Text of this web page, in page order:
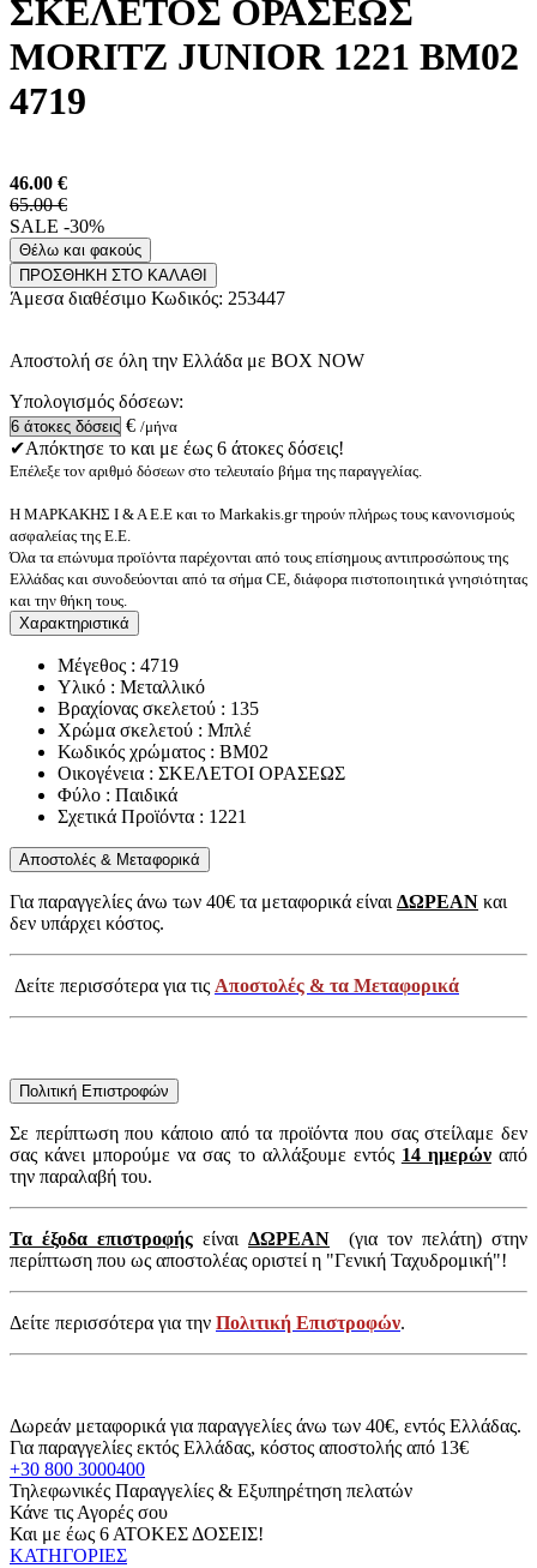
ΣΚΕΛΕΤΟΣ ΟΡΑΣΕΩΣ
MORITZ JUNIOR 1221 BM02
4719
46.00 €
65.00 €
SALE -30%
Θέλω και φακούς
ΠΡΟΣΘΗΚΗ ΣΤΟ ΚΑΛΑΘΙ
Άμεσα διαθέσιμο Κωδικός: 253447
Αποστολή σε όλη την Ελλάδα με BOX NOW
Υπολογισμός δόσεων:
€ /μήνα
✔Απόκτησε το και με έως 6 άτοκες δόσεις!
Επέλεξε τον αριθμό δόσεων στο τελευταίο βήμα της παραγγελίας.
Η ΜΑΡΚΑΚΗΣ Ι & Α Ε.Ε και το Markakis.gr τηρούν πλήρως τους κανονισμούς
ασφαλείας της Ε.Ε.
Όλα τα επώνυμα προϊόντα παρέχονται από τους επίσημους αντιπροσώπους της
Ελλάδας και συνοδεύονται από τα σήμα CE, διάφορα πιστοποιητικά γνησιότητας
και την θήκη τους.
Χαρακτηριστικά
Μέγεθος : 4719
Υλικό : Μεταλλικό
Βραχίονας σκελετού : 135
Χρώμα σκελετού : Μπλέ
Κωδικός χρώματος : BM02
Οικογένεια : ΣΚΕΛΕΤΟΙ ΟΡΑΣΕΩΣ
Φύλο : Παιδικά
Σχετικά Προϊόντα : 1221
Αποστολές & Μεταφορικά
Για παραγγελίες άνω των 40€ τα μεταφορικά είναιΔΩΡΕΑΝ και
δεν υπάρχει κόστος.
Δείτε περισσότερα για τις Αποστολές & τα Μεταφορικά
Πολιτική Επιστροφών
Σε περίπτωση που κάποιο από τα προϊόντα που σας στείλαμε δεν
σας κάνει μπορούμε να σας το αλλάξουμε εντός 14 ημερώναπό
την παραλαβή του.
Τα έξοδα επιστροφής είναι ΔΩΡΕΑΝ (για τον πελάτη) στην
περίπτωση που ως αποστολέας οριστεί η "Γενική Ταχυδρομική"!
Δείτε περισσότερα για την Πολιτική Επιστροφών.
Δωρεάν μεταφορικά για παραγγελίες άνω των 40€, εντός Ελλάδας.
Για παραγγελίες εκτός Ελλάδας, κόστος αποστολής από 13€
+30 800 3000400
Τηλεφωνικές Παραγγελίες & Εξυπηρέτηση πελατών
Κάνε τις Αγορές σου
Και με έως 6 ΑΤΟΚΕΣ ΔΟΣΕΙΣ!
ΚΑΤΗΓΟΡΙΕΣ